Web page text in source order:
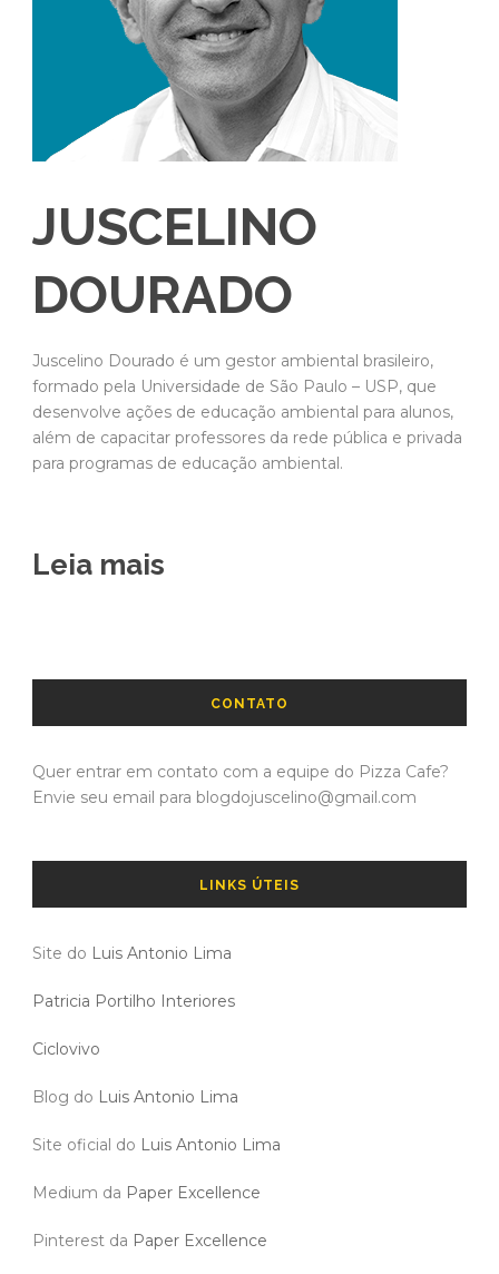
JUSCELINO
DOURADO
Juscelino Dourado é um gestor ambiental brasileiro,
formado pela Universidade de São Paulo – USP, que
desenvolve ações de educação ambiental para alunos,
além de capacitar professores da rede pública e privada
para programas de educação ambiental.
Leia mais
CONTATO
Quer entrar em contato com a equipe do Pizza Cafe?
Envie seu email para blogdojuscelino@gmail.com
LINKS ÚTEIS
Site do Luis Antonio Lima
Patricia Portilho Interiores
Ciclovivo
Blog do Luis Antonio Lima
Site oficial do Luis Antonio Lima
Medium da Paper Excellence
Pinterest da Paper Excellence